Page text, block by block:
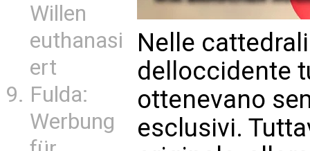
Willen
euthanasi
ert
Fulda:
Werbung
Nelle
delloccidente
ottenevano
esclusivi.